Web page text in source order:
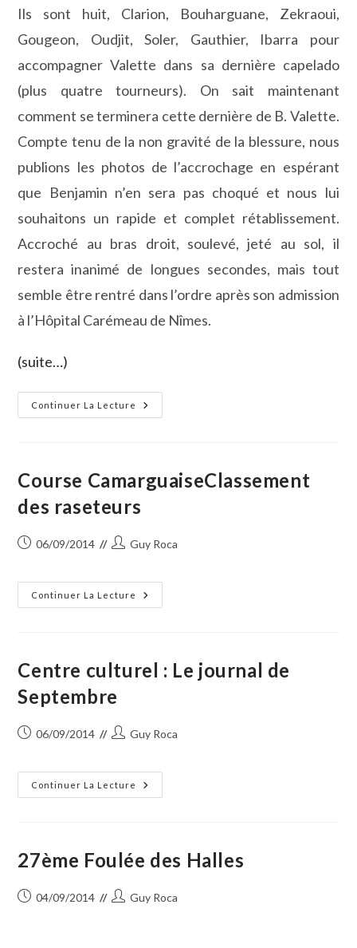
Ils sont huit, Clarion, Bouharguane, Zekraoui,
Gougeon, Oudjit, Soler, Gauthier, Ibarra pour
accompagner Valette dans sa dernière capelado
(plus quatre tourneurs). On sait maintenant
comment se terminera cette dernière de B. Valette.
Compte tenu de la non gravité de la blessure, nous
publions les photos de l’accrochage en espérant
que Benjamin n’en sera pas choqué et nous lui
souhaitons un rapide et complet rétablissement.
Accroché au bras droit, soulevé, jeté au sol, il
restera inanimé de longues secondes, mais tout
semble être rentré dans l’ordre après son admission
à l’Hôpital Carémeau de Nîmes.
(suite…)
Continuer La Lecture
Finale
Du
La
Blessure
De
Benjamin
Course CamarguaiseClassement
des raseteurs
Publication
06/09/2014
Auteur/autrice
publication :
Guy Roca
Continuer La Lecture
Course
CamarguaiseClassement
Centre culturel : Le journal de
Septembre
Publication
06/09/2014
Auteur/autrice
publication :
Guy Roca
Continuer La Lecture
Centre
Culturel
Septembre
27ème Foulée des Halles
Publication
04/09/2014
Auteur/autrice
Guy Roca